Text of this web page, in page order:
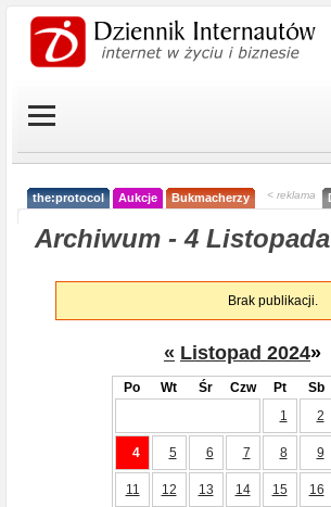
the:protocol Aukcje Bukmacherzy < reklama
Archiwum - 4
Brak publikacji.
« Listopad 2024»
Po Wt Śr Czw Pt Sb
1
2
4 5 6 7 8 9
11 12 13 14 15 16